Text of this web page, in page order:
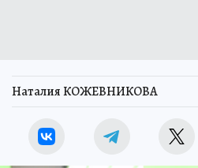
Наталия КОЖЕВНИКОВА